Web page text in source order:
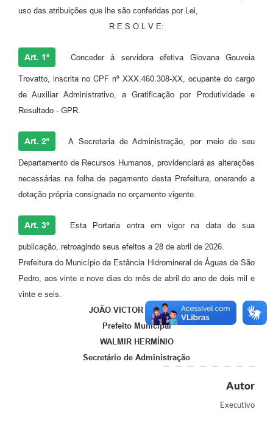
uso das atribuições que lhe são conferidas por Lei,
R E S O L V E:
Art. 1º Conceder à servidora efetiva Giovana Gouveia
Trovatto, inscrita no CPF nº XXX.460.308-XX, ocupante do cargo
de Auxiliar Administrativo, a Gratificação por Produtividade e
Resultado - GPR.
Art. 2º A Secretaria de Administração, por meio de seu
Departamento de Recursos Humanos, providenciará as alterações
necessárias na folha de pagamento desta Prefeitura, onerando a
dotação própria consignada no orçamento vigente.
Art. 3º Esta Portaria entra em vigor na data de sua
publicação, retroagindo seus efeitos a 28 de abril de 2026.
Prefeitura do Município da Estância Hidromineral de Águas de São
Pedro, aos vinte e nove dias do mês de abril do ano de dois mil e
vinte e seis.
JOÃO VICTOR BARBOZA
Prefeito Municipal
WALMIR HERMÍNIO
Secretário de Administração
Autor
Executivo